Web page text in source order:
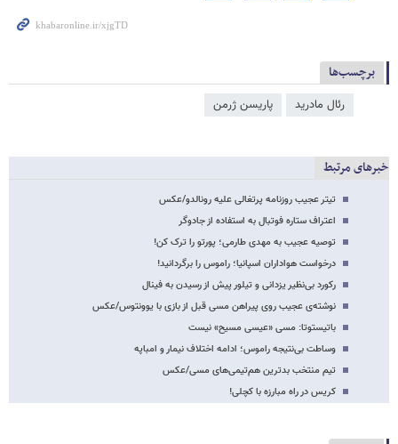
برچسب‌ها
رئال مادرید پاریسن ژرمن
خبرهای مرتبط
تیتر عجیب روزنامه پرتغالی علیه رونالدو/عکس
اعتراف ستاره فوتبال به استفاده از جادوگر
توصیه عجیب به مهدی طارمی؛ پورتو را ترک کن!
درخواست هواداران اسپانیا؛ راموس را برگردانید!
رکورد بی‌نظیر یزدانی و تیلور پیش از رسیدن به فینال
نوشته‌ی عجیب روی پیراهن مسی قبل از بازی با یوونتوس/عکس
باتیستوتا: مسی «عیسی مسیح» نیست
وساطت بی‌نتیجه راموس؛ ادامه اختلاف نیمار و امباپه
تیم منتخب بدترین هم‌تیمی‌های مسی/عکس
کریس در راه مبارزه با کچلی!